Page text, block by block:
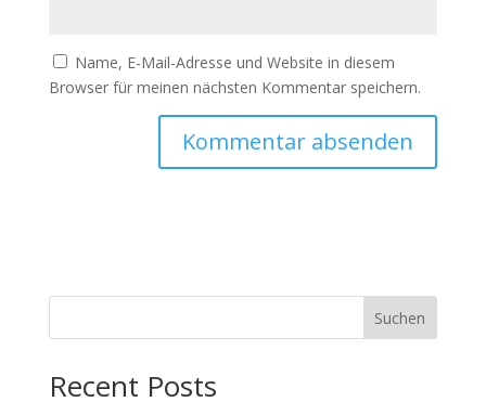
Name, E-Mail-Adresse und Website in diesem
Browser für meinen nächsten Kommentar speichern.
Suchen
Recent Posts